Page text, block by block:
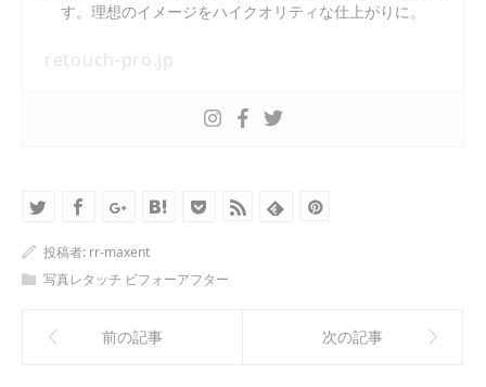
す。理想のイメージをハイクオリティな仕上がりに。
retouch-pro.jp
投稿者: rr-maxent
写真レタッチ ビフォーアフター
前の記事 次の記事